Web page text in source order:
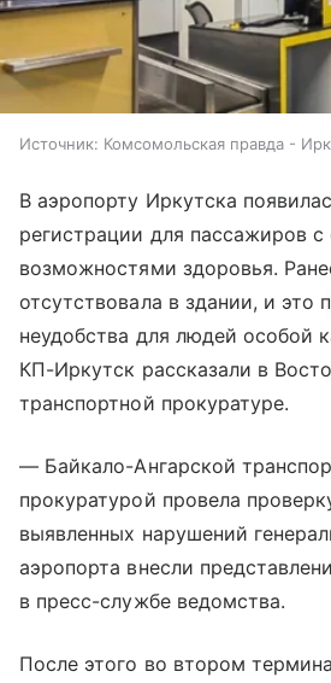
Источник: Комсомольская правда -
В аэропорту Иркутска
регистрации для пассажиров
возможностями здоровья.
отсутствовала в здании, и это
неудобства для людей особой
КП-Иркутск рассказали в
транспортной прокуратуре.
— Байкало-Ангарской
прокуратурой провела
выявленных нарушений
аэропорта внесли
в пресс-службе ведомства.
После этого во втором